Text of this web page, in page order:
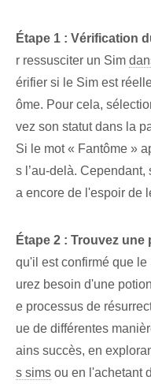
Étape 1 : Vérification
r ressusciter un Sim
érifier si le Sim est
ôme. Pour cela,
vez son statut dans la
Si le mot « Fantôme »
s l’au-delà.
a encore de l'espoir de
Étape 2 : Trouvez
qu'il est confirmé que
urez besoin d'une
e processus de
ue de différentes
ains succès, en
s sims ou en l'achetant